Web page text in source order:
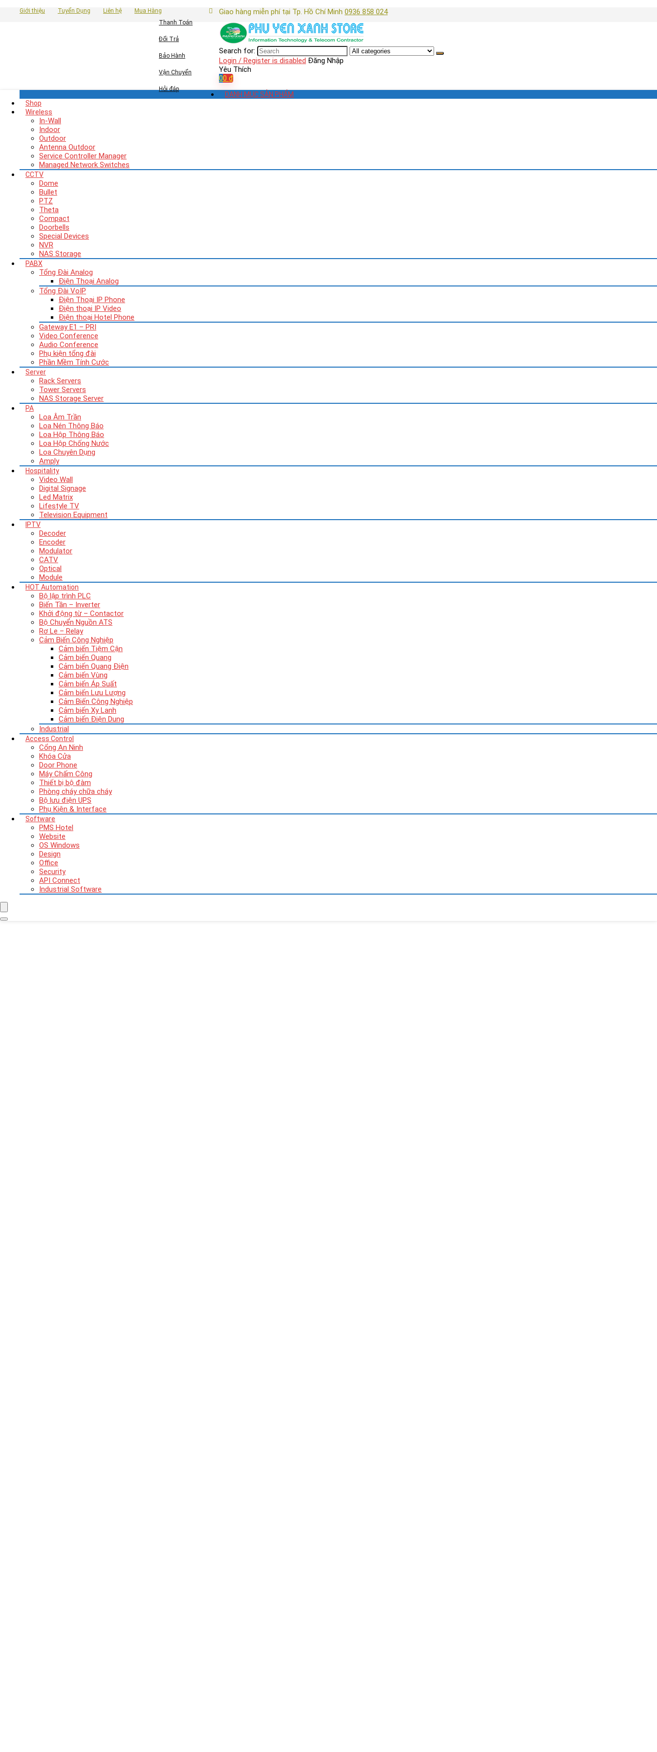
Giới thiệu Tuyển Dụng Liên hệ
Mua Hàng
Thanh Toán
Đổi Trả
Bảo Hành
Vận Chuyển
Hỏi đáp
Giao hàng miễn phí tại Tp. Hồ Chí Minh 0936 858 024
Search for:
Login / Register is disabled Đăng Nhập
Yêu Thích
00 ₫
DANH MỤC SẢN PHẨM
Shop
Wireless
In-Wall
Indoor
Outdoor
Antenna Outdoor
Service Controller Manager
Managed Network Switches
CCTV
Dome
Bullet
PTZ
Theta
Compact
Doorbells
Special Devices
NVR
NAS Storage
PABX
Tổng Đài Analog
Điện Thoại Analog
Tổng Đài VoIP
Điện Thoại IP Phone
Điện thoại IP Video
Điện thoại Hotel Phone
Gateway E1 – PRI
Video Conference
Audio Conference
Phụ kiện tổng đài
Phần Mềm Tính Cước
Server
Rack Servers
Tower Servers
NAS Storage Server
PA
Loa Âm Trần
Loa Nén Thông Báo
Loa Hộp Thông Báo
Loa Hộp Chống Nước
Loa Chuyên Dụng
Amply
Hospitality
Video Wall
Digital Signage
Led Matrix
Lifestyle TV
Television Equipment
IPTV
Decoder
Encoder
Modulator
CATV
Optical
Module
HOT Automation
Bộ lập trình PLC
Biến Tần – Inverter
Khởi động từ – Contactor
Bộ Chuyển Nguồn ATS
Rơ Le – Relay
Cảm Biến Công Nghiệp
Cảm biến Tiệm Cận
Cảm biến Quang
Cảm biến Quang Điện
Cảm biến Vùng
Cảm biến Áp Suất
Cảm biến Lưu Lượng
Cảm Biến Công Nghiệp
Cảm biến Xy Lanh
Cảm biến Điện Dung
Industrial
Access Control
Cổng An Ninh
Khóa Cửa
Door Phone
Máy Chấm Công
Thiết bị bộ đàm
Phòng cháy chữa cháy
Bộ lưu điện UPS
Phụ Kiện & Interface
Software
PMS Hotel
Website
OS Windows
Design
Office
Security
API Connect
Industrial Software